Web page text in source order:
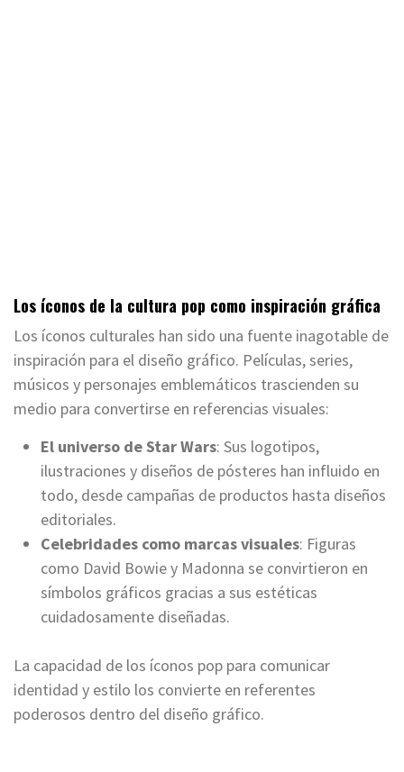
Los íconos de la cultura pop como inspiración gráfica
Los íconos culturales han sido una fuente inagotable de
inspiración para el diseño gráfico. Películas, series,
músicos y personajes emblemáticos trascienden su
medio para convertirse en referencias visuales:
El universo de Star Wars: Sus logotipos,
ilustraciones y diseños de pósteres han influido en
todo, desde campañas de productos hasta diseños
editoriales.
Celebridades como marcas visuales: Figuras
como David Bowie y Madonna se convirtieron en
símbolos gráficos gracias a sus estéticas
cuidadosamente diseñadas.
La capacidad de los íconos pop para comunicar
identidad y estilo los convierte en referentes
poderosos dentro del diseño gráfico.